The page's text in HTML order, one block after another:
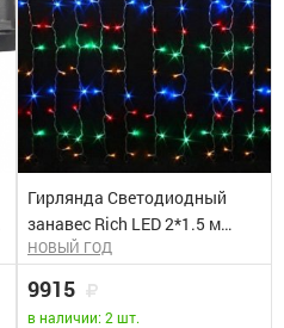
Гирлянда Светодиодный
занавес Rich LED 2*1.5 м
мульти, мерцающий,
прозрачный провод. Блок
питания 65818, 65845
НОВЫЙ ГОД
9915
в наличии: 2 шт.